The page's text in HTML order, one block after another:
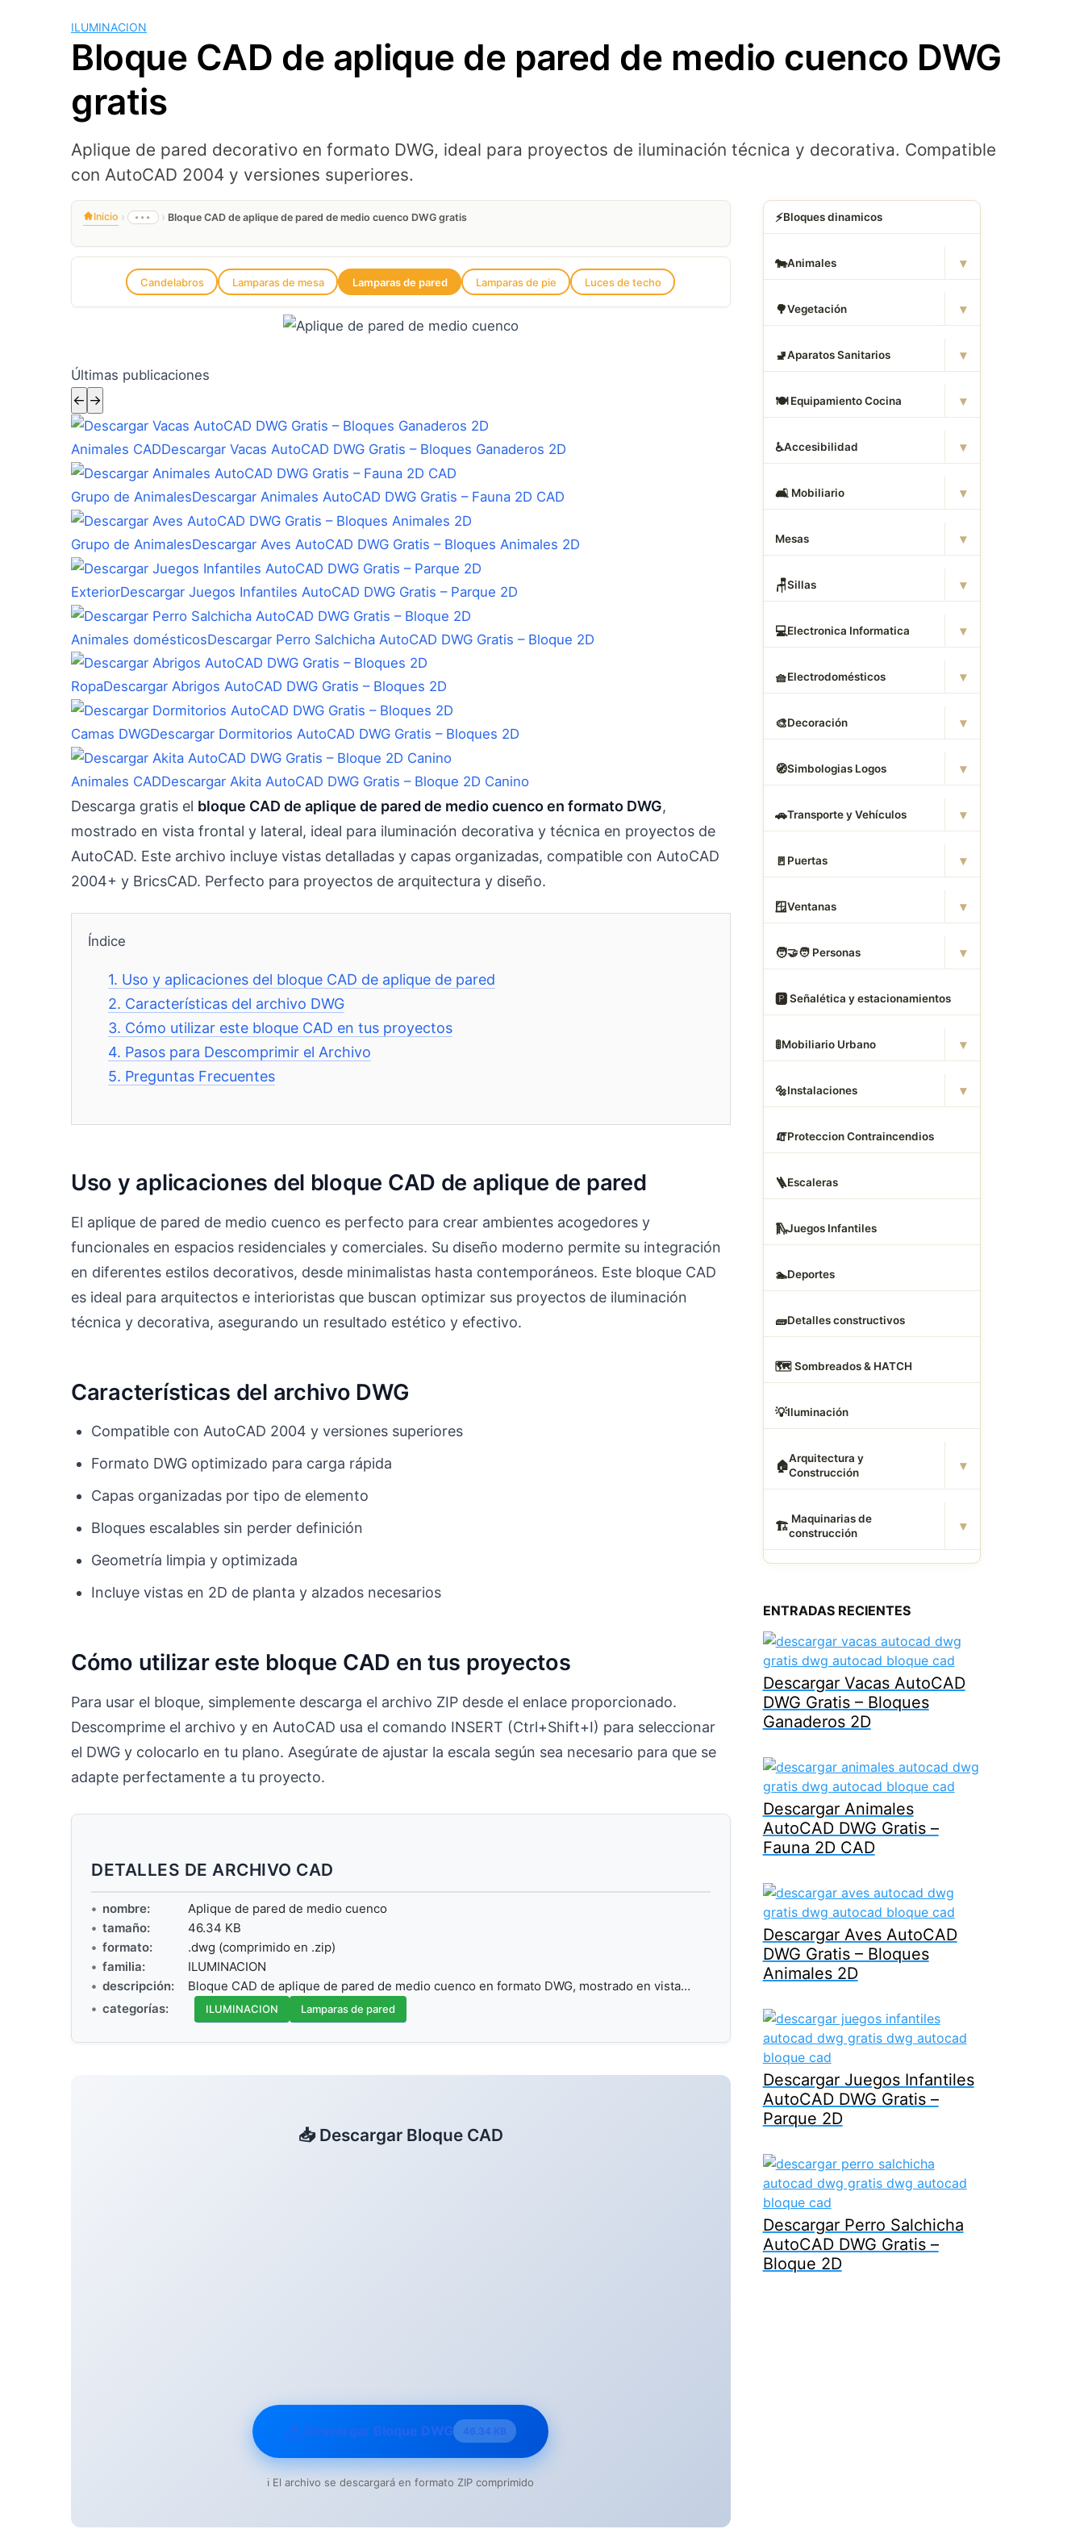
ILUMINACION
Bloque CAD de aplique de pared de medio cuenco DWG
gratis
Aplique de pared decorativo en formato DWG, ideal para proyectos de iluminación técnica y decorativa. Compatible
con AutoCAD 2004 y versiones superiores.
Inicio › ••• › Bloque CAD de aplique de pared de medio cuenco DWG gratis
Candelabros Lamparas de mesa Lamparas de pared Lamparas de pie Luces de techo
Últimas publicaciones
← →
Animales CADDescargar Vacas AutoCAD DWG Gratis – Bloques Ganaderos 2D
Grupo de AnimalesDescargar Animales AutoCAD DWG Gratis – Fauna 2D CAD
Grupo de AnimalesDescargar Aves AutoCAD DWG Gratis – Bloques Animales 2D
ExteriorDescargar Juegos Infantiles AutoCAD DWG Gratis – Parque 2D
Animales domésticosDescargar Perro Salchicha AutoCAD DWG Gratis – Bloque 2D
RopaDescargar Abrigos AutoCAD DWG Gratis – Bloques 2D
Camas DWGDescargar Dormitorios AutoCAD DWG Gratis – Bloques 2D
Animales CADDescargar Akita AutoCAD DWG Gratis – Bloque 2D Canino
Descarga gratis el bloque CAD de aplique de pared de medio cuenco en formato DWG,
mostrado en vista frontal y lateral, ideal para iluminación decorativa y técnica en proyectos de
AutoCAD. Este archivo incluye vistas detalladas y capas organizadas, compatible con AutoCAD
2004+ y BricsCAD. Perfecto para proyectos de arquitectura y diseño.
Índice
1. Uso y aplicaciones del bloque CAD de aplique de pared
2. Características del archivo DWG
3. Cómo utilizar este bloque CAD en tus proyectos
4. Pasos para Descomprimir el Archivo
5. Preguntas Frecuentes
Uso y aplicaciones del bloque CAD de aplique de pared
El aplique de pared de medio cuenco es perfecto para crear ambientes acogedores y
funcionales en espacios residenciales y comerciales. Su diseño moderno permite su integración
en diferentes estilos decorativos, desde minimalistas hasta contemporáneos. Este bloque CAD
es ideal para arquitectos e interioristas que buscan optimizar sus proyectos de iluminación
técnica y decorativa, asegurando un resultado estético y efectivo.
Características del archivo DWG
Compatible con AutoCAD 2004 y versiones superiores
Formato DWG optimizado para carga rápida
Capas organizadas por tipo de elemento
Bloques escalables sin perder definición
Geometría limpia y optimizada
Incluye vistas en 2D de planta y alzados necesarios
Cómo utilizar este bloque CAD en tus proyectos
Para usar el bloque, simplemente descarga el archivo ZIP desde el enlace proporcionado.
Descomprime el archivo y en AutoCAD usa el comando INSERT (Ctrl+Shift+I) para seleccionar
el DWG y colocarlo en tu plano. Asegúrate de ajustar la escala según sea necesario para que se
adapte perfectamente a tu proyecto.
DETALLES DE ARCHIVO CAD
nombre:
Aplique de pared de medio cuenco
tamaño:
46.34 KB
formato:
.dwg (comprimido en .zip)
familia:
ILUMINACION
descripción:
Bloque CAD de aplique de pared de medio cuenco en formato DWG, mostrado en vista…
categorías:
ILUMINACION Lamparas de pared
📥 Descargar Bloque CAD
Descargar Bloque DWG 46.34 KB
ℹ️ El archivo se descargará en formato ZIP comprimido
⚡Bloques dinamicos
🐄Animales ▾
🌳Vegetación ▾
🚽Aparatos Sanitarios ▾
🍽️ Equipamiento Cocina ▾
♿Accesibilidad ▾
🛋 ️ Mobiliario ▾
Mesas ▾
🪑Sillas ▾
💻Electronica Informatica ▾
🧺Electrodomésticos ▾
🎨Decoración ▾
🧭Simbologias Logos ▾
🚗Transporte y Vehículos ▾
🚪 Puertas ▾
🪟Ventanas ▾
🧑‍🤝‍🧑 Personas ▾
🅿️ Señalética y estacionamientos
🚦Mobiliario Urbano ▾
🔩Instalaciones ▾
🧯Proteccion Contraincendios
🪜Escaleras
🛝Juegos Infantiles
🏊Deportes
🧱Detalles constructivos
🗺️ Sombreados & HATCH
💡Iluminación
🏠Arquitectura y
Construcción
▾
🏗 ️ Maquinarias de
construcción
▾
ENTRADAS RECIENTES
Descargar Vacas AutoCAD
DWG Gratis – Bloques
Ganaderos 2D
Descargar Animales
AutoCAD DWG Gratis –
Fauna 2D CAD
Descargar Aves AutoCAD
DWG Gratis – Bloques
Animales 2D
Descargar Juegos Infantiles
AutoCAD DWG Gratis –
Parque 2D
Descargar Perro Salchicha
AutoCAD DWG Gratis –
Bloque 2D